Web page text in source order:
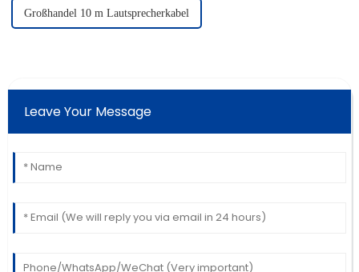
Großhandel 10 m Lautsprecherkabel
Leave Your Message